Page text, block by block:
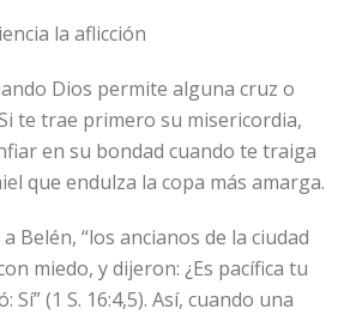
la aflicción
Dios permite alguna cruz o
te trae primero su misericordia,
en su bondad cuando te traiga
que endulza la copa más amarga.
Belén, “los ancianos de la ciudad
miedo, y dijeron: ¿Es pacífica tu
Sí” (1 S. 16:4,5). Así, cuando una